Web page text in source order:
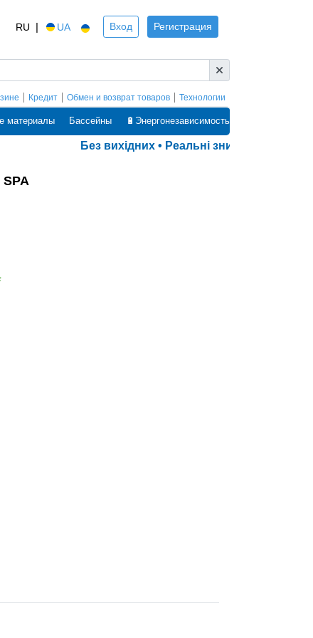
RU | UA Вход Регистрация
Кредит Обмен и возврат товаров Технологии
материалы Бассейны 🔋Энергонезависимость
Без вихідних • Реальні знижки • Оплата